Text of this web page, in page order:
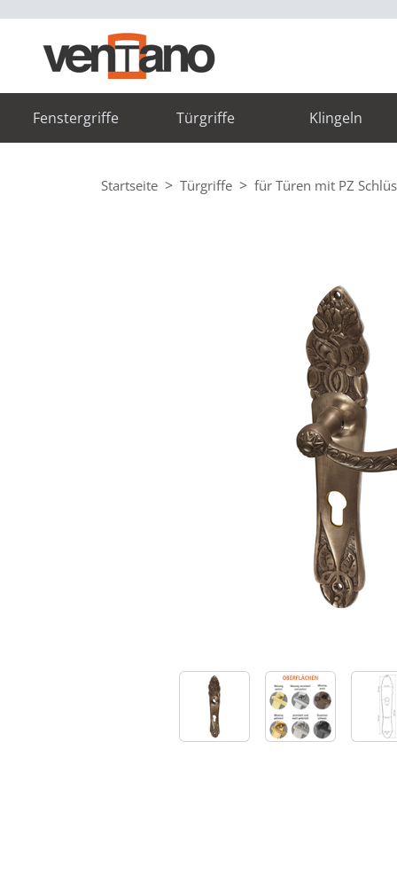
Fenstergriffe Türgriffe Klingeln
Startseite Türgriffe für Türen mit PZ